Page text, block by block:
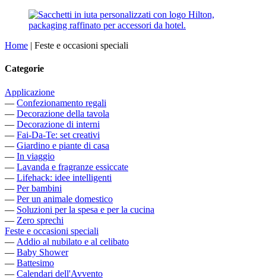
Home | Feste e occasioni speciali
Categorie
Applicazione
— Confezionamento regali
— Decorazione della tavola
— Decorazione di interni
— Fai-Da-Te: set creativi
— Giardino e piante di casa
— In viaggio
— Lavanda e fragranze essiccate
— Lifehack: idee intelligenti
— Per bambini
— Per un animale domestico
— Soluzioni per la spesa e per la cucina
— Zero sprechi
Feste e occasioni speciali
— Addio al nubilato e al celibato
— Baby Shower
— Battesimo
— Calendari dell'Avvento